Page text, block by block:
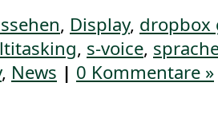
, Display, dropbox
, s-voice,
, News | 0 Kommentare »